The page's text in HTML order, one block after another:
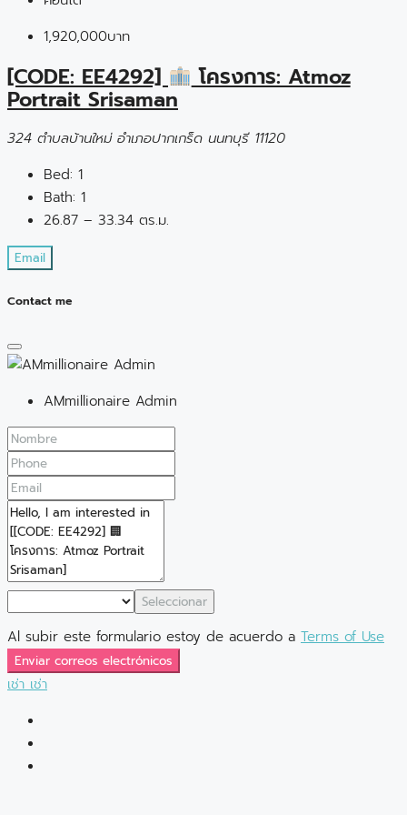
1,920,000บาท
[CODE: EE4292] โครงการ: Atmoz
Portrait Srisaman
324 ตำบลบ้านใหม่ อำเภอปากเกร็ด นนทบุรี 11120
Bed: 1
Bath: 1
26.87 – 33.34 ตร.ม.
Email
Contact me
AMmillionaire Admin
Seleccionar
Al subir este formulario estoy de acuerdo a Terms of Use
Enviar correos electrónicos
เช่า เช่า